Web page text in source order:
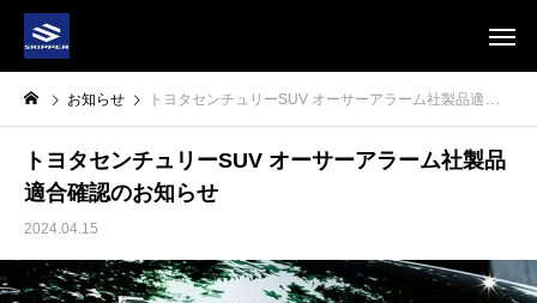
お知らせ トヨタセンチュリーSUV オーサーアラーム社製品適合確認のお知らせ
トヨタセンチュリーSUV オーサーアラーム社製品
適合確認のお知らせ
2024.04.15